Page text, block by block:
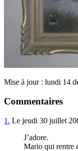
Mise à jour : lundi 14
Commentaires
1. Le jeudi 30 juillet
J’adore.
Mario qui rentre